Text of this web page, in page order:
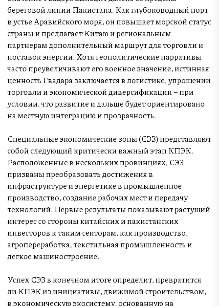
береговой линии Пакистана. Как глубоководный порт
в устье Аравийского моря, он повышает морской статус
страны и предлагает Китаю и региональным
партнерам дополнительный маршрут для торговли и
поставок энергии. Хотя геополитические нарративы
часто преувеличивают его военное значение, истинная
ценность Гвадара заключается в логистике, упрощении
торговли и экономической диверсификации – при
условии, что развитие и дальше будет ориентировано
на местную интеграцию и прозрачность.
Специальные экономические зоны (СЭЗ) представляют
собой следующий критически важный этап КПЭК.
Расположенные в нескольких провинциях, СЭЗ
призваны преобразовать достижения в
инфраструктуре и энергетике в промышленное
производство, создание рабочих мест и передачу
технологий. Первые результаты показывают растущий
интерес со стороны китайских и пакистанских
инвесторов к таким секторам, как производство,
агропереработка, текстильная промышленность и
легкое машиностроение.
Успех СЭЗ в конечном итоге определит, превратится
ли КПЭК из инициативы, движимой строительством,
в экономическую экосистему, основанную на